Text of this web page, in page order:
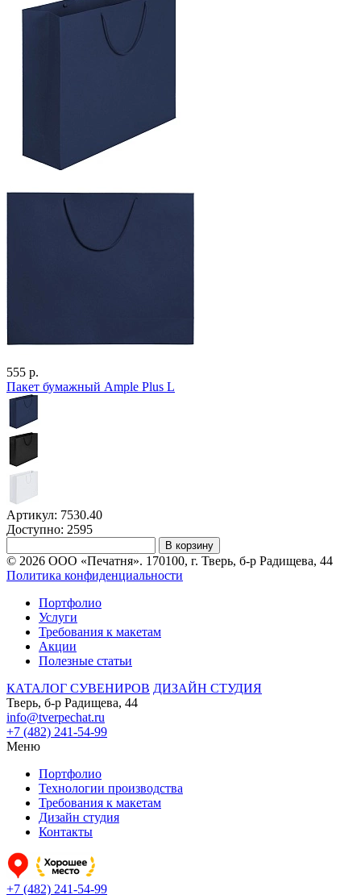
555 р.
Пакет бумажный Ample Plus L
Артикул: 7530.40
Доступно: 2595
В корзину
© 2026 ООО «Печатня». 170100, г. Тверь, б-р Радищева, 44
Политика конфиденциальности
Портфолио
Услуги
Требования к макетам
Акции
Полезные статьи
КАТАЛОГ СУВЕНИРОВ ДИЗАЙН СТУДИЯ
Тверь, б-р Радищева, 44
info@tverpechat.ru
+7 (482) 241-54-99
Меню
Портфолио
Технологии производства
Требования к макетам
Дизайн студия
Контакты
+7 (482) 241-54-99